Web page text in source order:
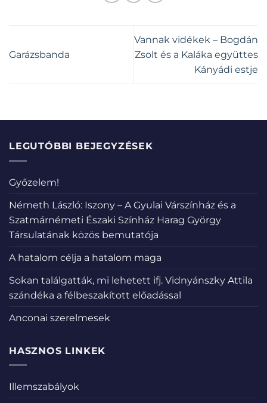
Garázsbanda
Vannak vidékek – Bogdán
Zsolt és a Kaláka együttes
Kányádi estje
LEGUTÓBBI BEJEGYZÉSEK
Győzelem!
Németh László: Iszony – A Gyulai Várszínház és a
Szatmárnémeti Északi Színház Harag György
Társulatának közös bemutatója
A hatalom célja a hatalom maga
Sokan találgatták, mi lehetett ifj. Vidnyánszky Attila
szándéka a félbeszakított előadással
Anconai szerelmesek
HASZNOS LINKEK
Illemszabályok